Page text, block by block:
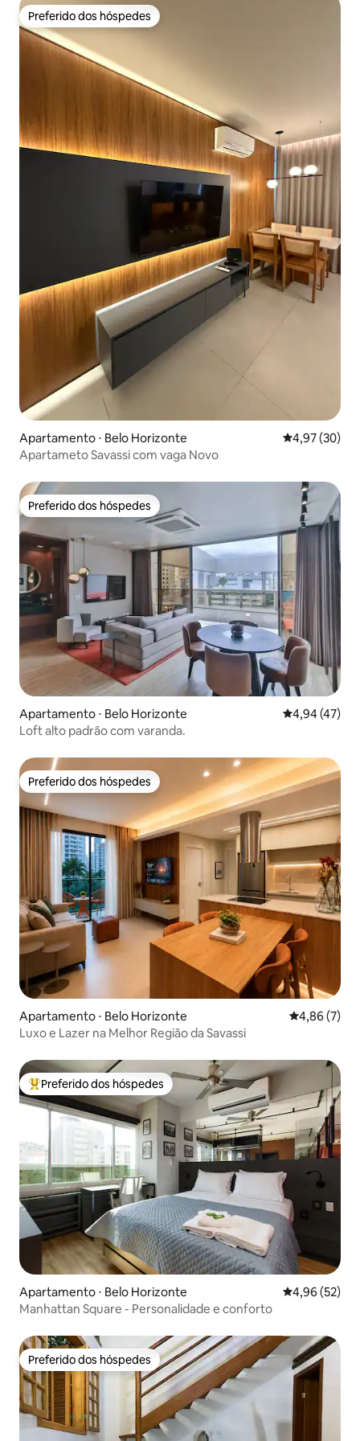
Preferido dos hóspedes
Preferido dos hóspedes
Apartamento ⋅ Belo Horizonte 4,97 de uma
4,97 (30)
Apartameto Savassi com vaga Novo
Preferido dos hóspedes
Preferido dos hóspedes
Apartamento ⋅ Belo Horizonte 4,94 de uma
4,94 (47)
Loft alto padrão com varanda.
Preferido dos hóspedes
Preferido dos hóspedes
Apartamento ⋅ Belo Horizonte 4,86 de uma
4,86 (7)
Luxo e Lazer na Melhor Região da Savassi
Entre os melhores preferidos dos hóspedes
Preferido dos hóspedes
Apartamento ⋅ Belo Horizonte 4,96 de uma
4,96 (52)
Manhattan Square - Personalidade e conforto
Preferido dos hóspedes
Preferido dos hóspedes